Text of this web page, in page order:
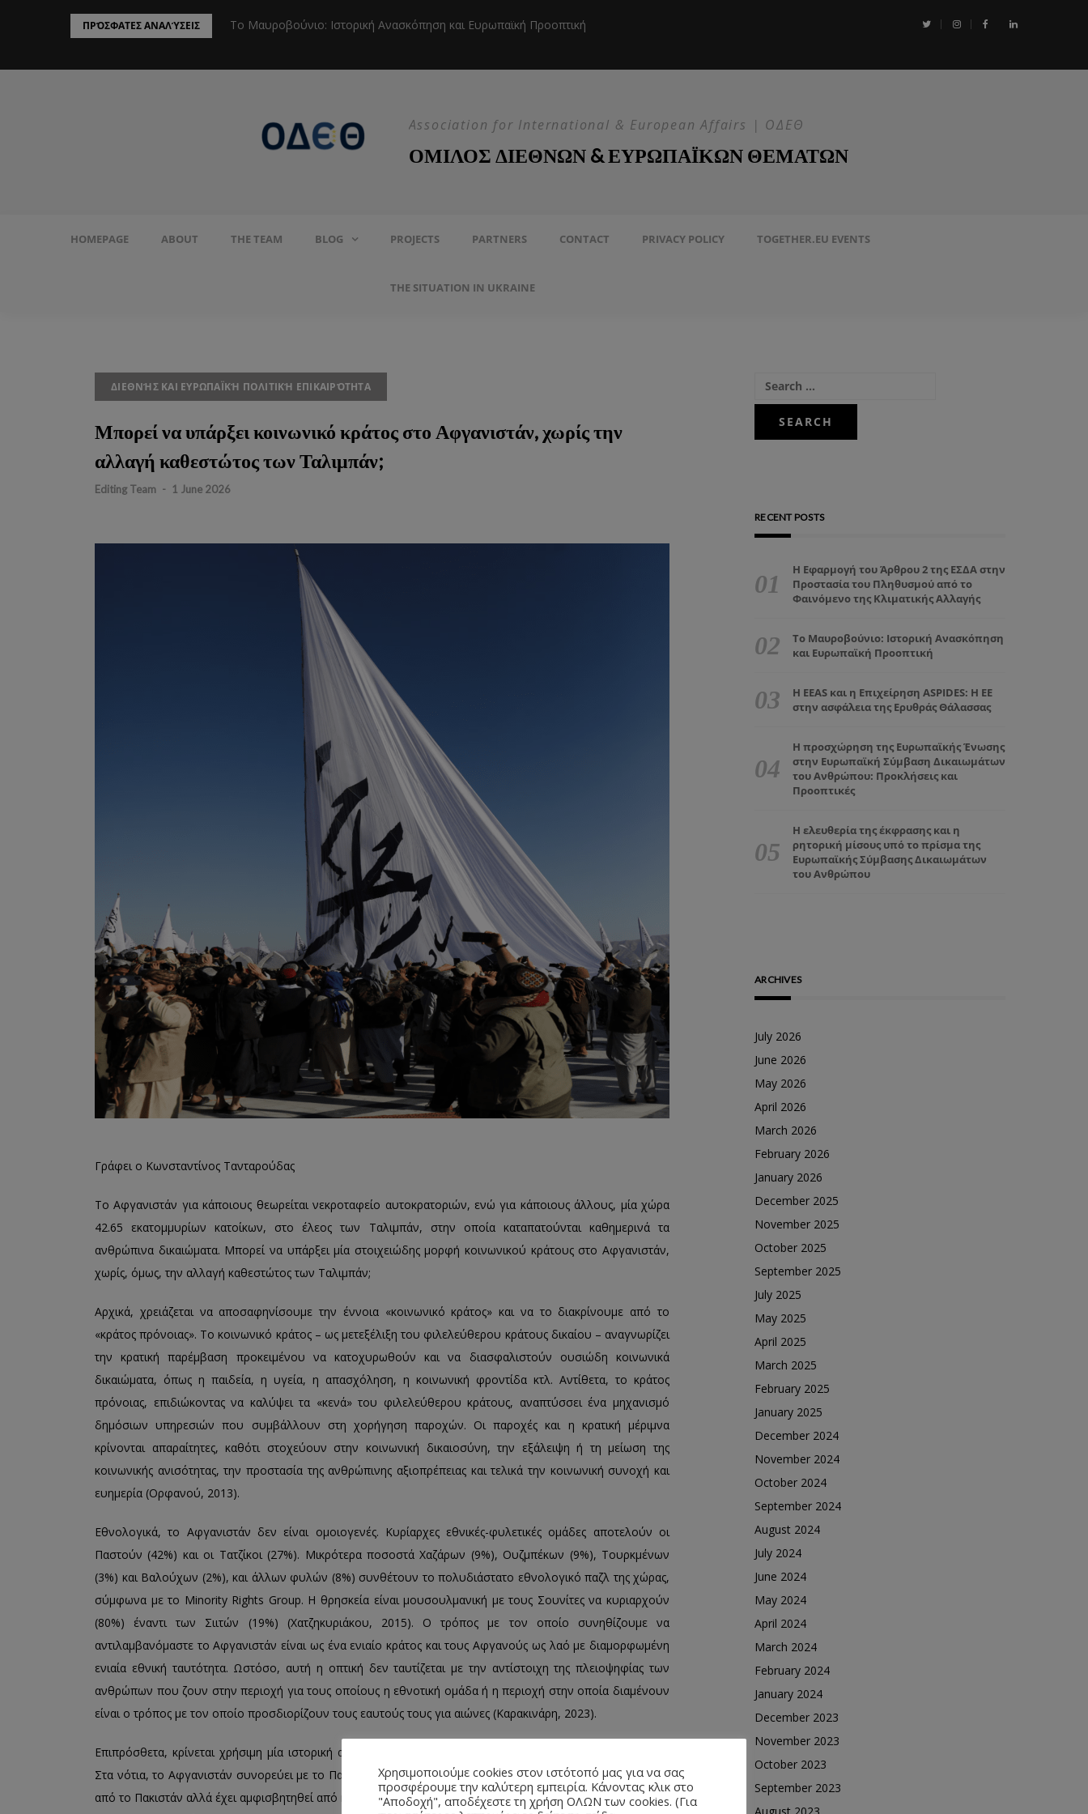
ΠΡΌΣΦΑΤΕΣ ΑΝΑΛΎΣΕΙΣ
Προστασία του Πληθυσμού από το Το Μαυροβούνιο: Ιστορική Ανασκόπηση και Ευρωπαϊκή Προοπτική Η EEAS και η Επιχείρηση ASPIDES: Η ΕΕ στην ασφάλεια της Ερυθράς
Association for International & European Affairs | ΟΔΕΘ
ΟΜΙΛΟΣ ΔΙΕΘΝΩΝ & ΕΥΡΩΠΑΪΚΩΝ ΘΕΜΑΤΩΝ
HOMEPAGE ABOUT THE TEAM BLOG PROJECTS PARTNERS CONTACT PRIVACY POLICY TOGETHER.EU EVENTS
THE SITUATION IN UKRAINE
ΔΙΕΘΝΉΣ ΚΑΙ ΕΥΡΩΠΑΪΚΉ ΠΟΛΙΤΙΚΉ ΕΠΙΚΑΙΡΌΤΗΤΑ
Μπορεί να υπάρξει κοινωνικό κράτος στο Αφγανιστάν, χωρίς την
αλλαγή καθεστώτος των Ταλιμπάν;
Editing Team - 1 June 2026
Γράφει ο Κωνσταντίνος Τανταρούδας
Το Αφγανιστάν για κάποιους θεωρείται νεκροταφείο αυτοκρατοριών, ενώ για κάποιους άλλους, μία χώρα
42.65 εκατομμυρίων κατοίκων, στο έλεος των Ταλιμπάν, στην οποία καταπατούνται καθημερινά τα
ανθρώπινα δικαιώματα. Μπορεί να υπάρξει μία στοιχειώδης μορφή κοινωνικού κράτους στο Αφγανιστάν,
χωρίς, όμως, την αλλαγή καθεστώτος των Ταλιμπάν;
Αρχικά, χρειάζεται να αποσαφηνίσουμε την έννοια «κοινωνικό κράτος» και να το διακρίνουμε από το
«κράτος πρόνοιας». Το κοινωνικό κράτος – ως μετεξέλιξη του φιλελεύθερου κράτους δικαίου – αναγνωρίζει
την κρατική παρέμβαση προκειμένου να κατοχυρωθούν και να διασφαλιστούν ουσιώδη κοινωνικά
δικαιώματα, όπως η παιδεία, η υγεία, η απασχόληση, η κοινωνική φροντίδα κτλ. Αντίθετα, το κράτος
πρόνοιας, επιδιώκοντας να καλύψει τα «κενά» του φιλελεύθερου κράτους, αναπτύσσει ένα μηχανισμό
δημόσιων υπηρεσιών που συμβάλλουν στη χορήγηση παροχών. Οι παροχές και η κρατική μέριμνα
κρίνονται απαραίτητες, καθότι στοχεύουν στην κοινωνική δικαιοσύνη, την εξάλειψη ή τη μείωση της
κοινωνικής ανισότητας, την προστασία της ανθρώπινης αξιοπρέπειας και τελικά την κοινωνική συνοχή και
ευημερία (Ορφανού, 2013).
Εθνολογικά, το Αφγανιστάν δεν είναι ομοιογενές. Κυρίαρχες εθνικές-φυλετικές ομάδες αποτελούν οι
Παστούν (42%) και οι Τατζίκοι (27%). Μικρότερα ποσοστά Χαζάρων (9%), Ουζμπέκων (9%), Τουρκμένων
(3%) και Βαλούχων (2%), και άλλων φυλών (8%) συνθέτουν το πολυδιάστατο εθνολογικό παζλ της χώρας,
σύμφωνα με το Minority Rights Group. Η θρησκεία είναι μουσουλμανική με τους Σουνίτες να κυριαρχούν
(80%) έναντι των Σιιτών (19%) (Χατζηκυριάκου, 2015). Ο τρόπος με τον οποίο συνηθίζουμε να
αντιλαμβανόμαστε το Αφγανιστάν είναι ως ένα ενιαίο κράτος και τους Αφγανούς ως λαό με διαμορφωμένη
ενιαία εθνική ταυτότητα. Ωστόσο, αυτή η οπτική δεν ταυτίζεται με την αντίστοιχη της πλειοψηφίας των
ανθρώπων που ζουν στην περιοχή για τους οποίους η εθνοτική ομάδα ή η περιοχή στην οποία διαμένουν
είναι ο τρόπος με τον οποίο προσδιορίζουν τους εαυτούς τους για αιώνες (Καρακινάρη, 2023).
Επιπρόσθετα, κρίνεται χρήσιμη μία ιστορική αναδρομή για τη δημιουργία των συνόρων του Αφγανιστάν.
Στα νότια, το Αφγανιστάν συνορεύει με το Πακιστάν, με την λεγόμενη Durand Line, η οποία αναγνωρίζεται
από το Πακιστάν αλλά έχει αμφισβητηθεί από κάθε Αφγανική κυβέρνηση, είτε ήταν βασιλική, κομμουνιστική
RECENT POSTS
Η Εφαρμογή του Άρθρου 2 της ΕΣΔΑ στην
Προστασία του Πληθυσμού από το
Φαινόμενο της Κλιματικής Αλλαγής
Το Μαυροβούνιο: Ιστορική Ανασκόπηση
και Ευρωπαϊκή Προοπτική
Η EEAS και η Επιχείρηση ASPIDES: Η ΕΕ
στην ασφάλεια της Ερυθράς Θάλασσας
Η προσχώρηση της Ευρωπαϊκής Ένωσης
στην Ευρωπαϊκή Σύμβαση Δικαιωμάτων
του Ανθρώπου: Προκλήσεις και
Προοπτικές
Η ελευθερία της έκφρασης και η
ρητορική μίσους υπό το πρίσμα της
Ευρωπαϊκής Σύμβασης Δικαιωμάτων
του Ανθρώπου
ARCHIVES
July 2026
June 2026
May 2026
April 2026
March 2026
February 2026
January 2026
December 2025
November 2025
October 2025
September 2025
July 2025
May 2025
April 2025
March 2025
February 2025
January 2025
December 2024
November 2024
October 2024
September 2024
August 2024
July 2024
June 2024
May 2024
April 2024
March 2024
February 2024
January 2024
December 2023
November 2023
October 2023
September 2023
Χρησιμοποιούμε cookies στον ιστότοπό μας για να σας
προσφέρουμε την καλύτερη εμπειρία. Κάνοντας κλικ στο
"Αποδοχή", αποδέχεστε τη χρήση ΟΛΩΝ των cookies. (Για